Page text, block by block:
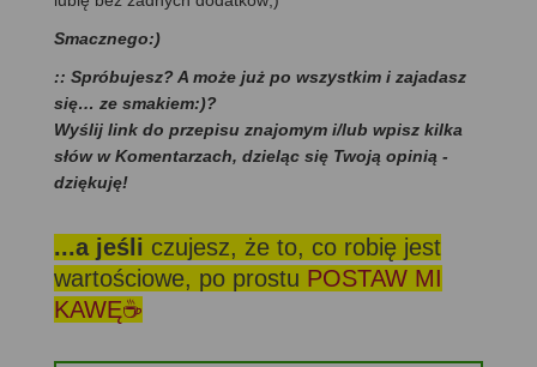
Smacznego:)
:: Spróbujesz? A może już po wszystkim i zajadasz
się… ze smakiem:)?
Wyślij link do przepisu znajomym i/lub wpisz kilka
słów w Komentarzach, dzieląc się Twoją opinią -
dziękuję!
...a jeśli czujesz, że to, co robię jest
wartościowe, po prostu POSTAW MI
KAWĘ☕